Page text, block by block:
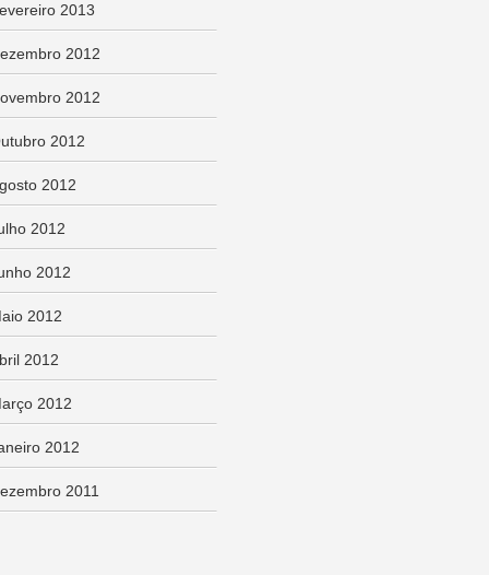
2013
2012
2012
2012
2012
2012
2012
2012
2012
2012
2012
2011